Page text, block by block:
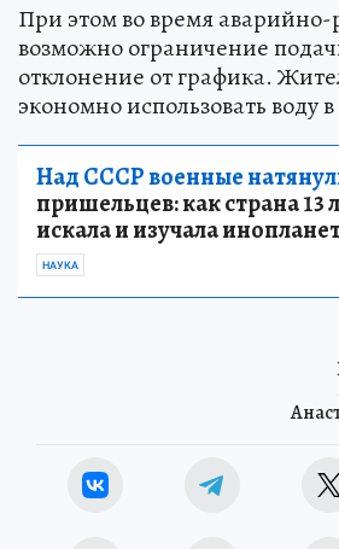
При этом во время
возможно ограничение
отклонение от графика.
экономно использовать воду
Над СССР военные
пришельцев: как страна 13
искала и изучала
НАУКА